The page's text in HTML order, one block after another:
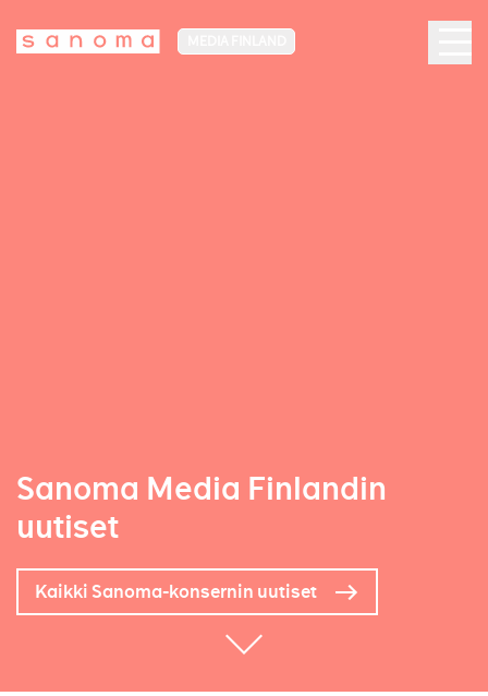
Sanoma Media Finlandin
uutiset
Kaikki Sanoma-konsernin uutiset